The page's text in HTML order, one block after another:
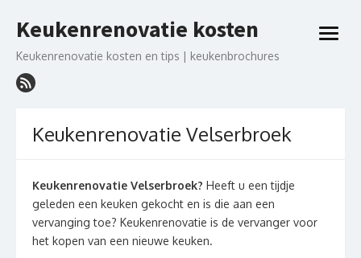
naar
inhoud
Keukenrenovatie kosten
Keukenrenovatie kosten en tips | keukenbrochures
open
Keukenrenovatie Velserbroek
Keukenrenovatie Velserbroek? Heeft u een tijdje
geleden een keuken gekocht en is die aan een
vervanging toe? Keukenrenovatie is de vervanger voor
het kopen van een nieuwe keuken.